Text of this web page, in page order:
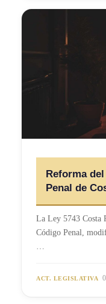
Reforma
Penal de
La Ley 5743 Costa
Código Penal,
…
ACT. LEGISLATIVA